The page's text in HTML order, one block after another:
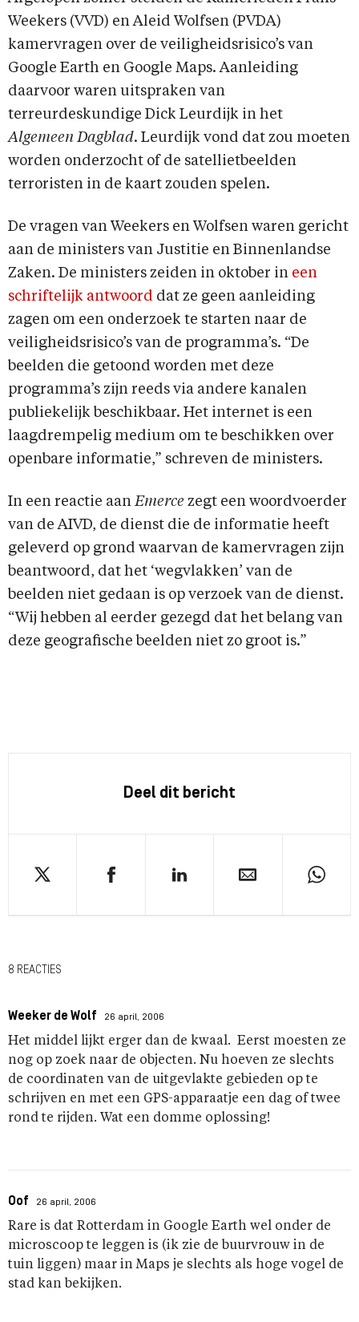
Weekers (VVD) en Aleid Wolfsen (PVDA)
kamervragen over de veiligheidsrisico’s van
Google Earth en Google Maps. Aanleiding
daarvoor waren uitspraken van
terreurdeskundige Dick Leurdijk in het
Algemeen Dagblad. Leurdijk vond dat zou moeten
worden onderzocht of de satellietbeelden
terroristen in de kaart zouden spelen.
De vragen van Weekers en Wolfsen waren gericht
aan de ministers van Justitie en Binnenlandse
Zaken. De ministers zeiden in oktober in een
schriftelijk antwoord dat ze geen aanleiding
zagen om een onderzoek te starten naar de
veiligheidsrisico’s van de programma’s. “De
beelden die getoond worden met deze
programma’s zijn reeds via andere kanalen
publiekelijk beschikbaar. Het internet is een
laagdrempelig medium om te beschikken over
openbare informatie,” schreven de ministers.
In een reactie aan Emerce zegt een woordvoerder
van de AIVD, de dienst die de informatie heeft
geleverd op grond waarvan de kamervragen zijn
beantwoord, dat het ‘wegvlakken’ van de
beelden niet gedaan is op verzoek van de dienst.
“Wij hebben al eerder gezegd dat het belang van
deze geografische beelden niet zo groot is.”
Deel dit bericht
8 REACTIES
Weeker de Wolf 26 april, 2006
Het middel lijkt erger dan de kwaal. Eerst moesten ze
nog op zoek naar de objecten. Nu hoeven ze slechts
de coordinaten van de uitgevlakte gebieden op te
schrijven en met een GPS-apparaatje een dag of twee
rond te rijden. Wat een domme oplossing!
Oof 26 april, 2006
Rare is dat Rotterdam in Google Earth wel onder de
microscoop te leggen is (ik zie de buurvrouw in de
tuin liggen) maar in Maps je slechts als hoge vogel de
stad kan bekijken.